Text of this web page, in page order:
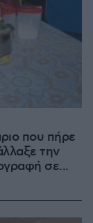
που πήρε
την
σε...